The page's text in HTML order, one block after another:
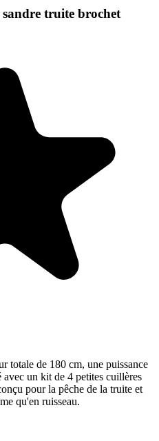
truite brochet
totale de 180 cm, une puissance
un kit de 4 petites cuillères
pour la pêche de la truite et
qu'en ruisseau.